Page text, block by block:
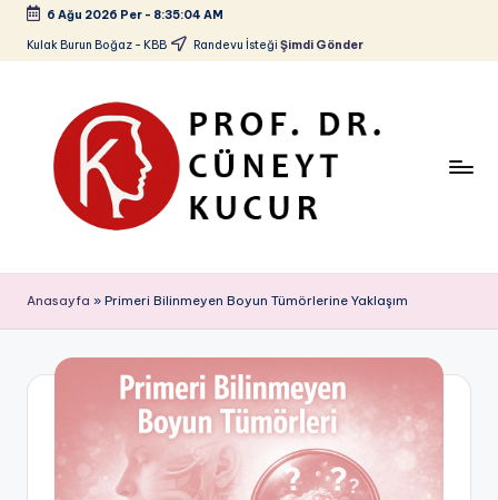
Skip
6 Ağu 2026 Per- 8:35:05 AM
Kulak Burun Boğaz - KBB Randevu İsteği Şimdi Gönder
r
o
f.
Boğaz
KBB
Anasayfa » Primeri Bilinmeyen Boyun Tümörlerine Yaklaşım